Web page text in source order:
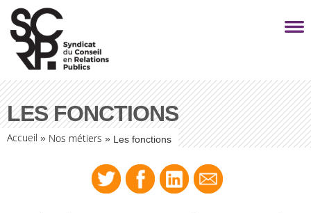
LES FONCTIONS
Accueil » Nos métiers » Les fonctions